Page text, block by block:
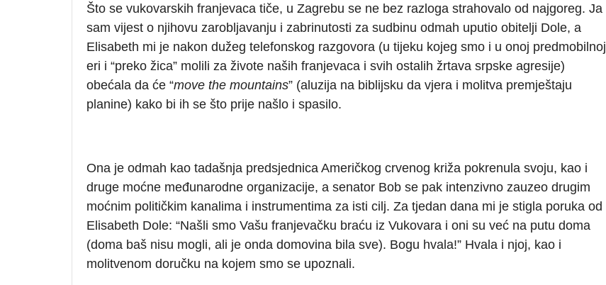
Što se vukovarskih franjevaca tiče, u Zagrebu se ne bez razloga strahovalo od najgoreg. Ja
sam vijest o njihovu zarobljavanju i zabrinutosti za sudbinu odmah uputio obitelji Dole, a
Elisabeth mi je nakon dužeg telefonskog razgovora (u tijeku kojeg smo i u onoj predmobilnoj
eri i “preko žica” molili za živote naših franjevaca i svih ostalih žrtava srpske agresije)
obećala da će “move the mountains” (aluzija na biblijsku da vjera i molitva premještaju
planine) kako bi ih se što prije našlo i spasilo.
Ona je odmah kao tadašnja predsjednica Američkog crvenog križa pokrenula svoju, kao i
druge moćne međunarodne organizacije, a senator Bob se pak intenzivno zauzeo drugim
moćnim političkim kanalima i instrumentima za isti cilj. Za tjedan dana mi je stigla poruka od
Elisabeth Dole: “Našli smo Vašu franjevačku braću iz Vukovara i oni su već na putu doma
(doma baš nisu mogli, ali je onda domovina bila sve). Bogu hvala!” Hvala i njoj, kao i
molitvenom doručku na kojem smo se upoznali.